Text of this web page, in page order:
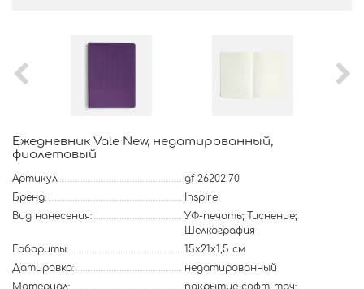
Ежедневник Vale New, недатированный,
фиолетовый
Артикул
gf-26202.70
Бренд:
Inspire
Вид нанесения:
УФ-печать; Тиснение;
Шелкография
Габариты:
15х21х1,5 см
Датировка:
недатированный
Материал:
покрытие софт-тач;